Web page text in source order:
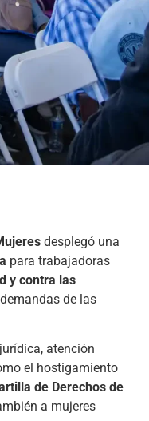
desplegó una
para trabajadoras
y contra las
de las
atención
el hostigamiento
de Derechos de
a mujeres